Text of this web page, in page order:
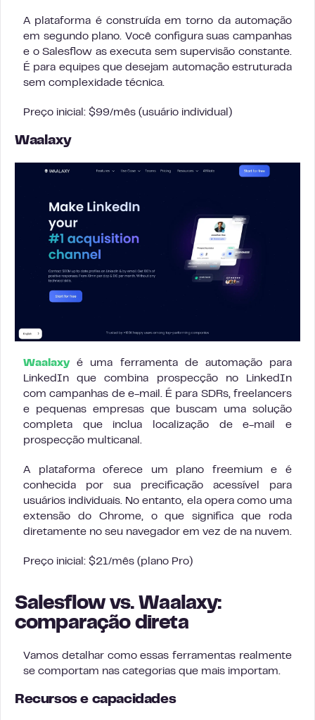
A plataforma é construída em torno da automação
em segundo plano. Você configura suas campanhas
e o Salesflow as executa sem supervisão constante.
É para equipes que desejam automação estruturada
sem complexidade técnica.
Preço inicial: $99/mês (usuário individual)
Waalaxy
Waalaxyé uma ferramenta de automação para
LinkedIn que combina prospecção no LinkedIn
com campanhas de e-mail. É para SDRs, freelancers
e pequenas empresas que buscam uma solução
completa que inclua localização de e-mail e
prospecção multicanal.
A plataforma oferece um plano freemium e é
conhecida por sua precificação acessível para
usuários individuais. No entanto, ela opera como uma
extensão do Chrome, o que significa que roda
diretamente no seu navegador em vez de na nuvem.
Preço inicial: $21/mês (plano Pro)
Salesflow vs. Waalaxy:
comparação direta
Vamos detalhar como essas ferramentas realmente
se comportam nas categorias que mais importam.
Recursos e capacidades